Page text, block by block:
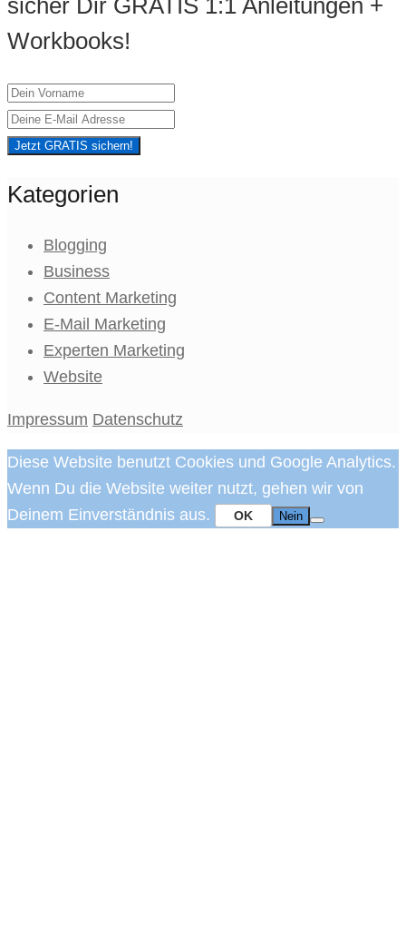
sicher Dir GRATIS 1:1 Anleitungen +
Workbooks!
Jetzt GRATIS sichern!
Kategorien
Blogging
Business
Content Marketing
E-Mail Marketing
Experten Marketing
Website
Impressum Datenschutz
Diese Website benutzt Cookies und Google Analytics.
Wenn Du die Website weiter nutzt, gehen wir von
Deinem Einverständnis aus.
OK Nein